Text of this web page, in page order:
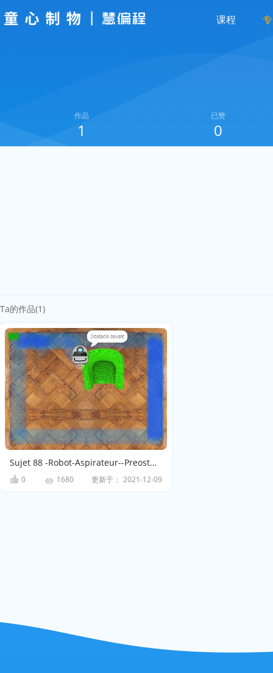
课程
作品
1
已赞
0
Ta的作品(1)
Sujet 88 -Robot-Aspirateur--PreostMargot
0 1680 更新于： 2021-12-09